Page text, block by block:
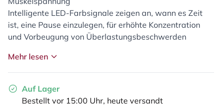
Intelligente LED-Farbsignale zeigen an, wann es Zeit
ist, eine Pause einzulegen, für erhöhte Konzentration
und Vorbeugung von Überlastungsbeschwerden
Mehr lesen
Auf Lager
Bestellt vor 15:00 Uhr, heute versandt